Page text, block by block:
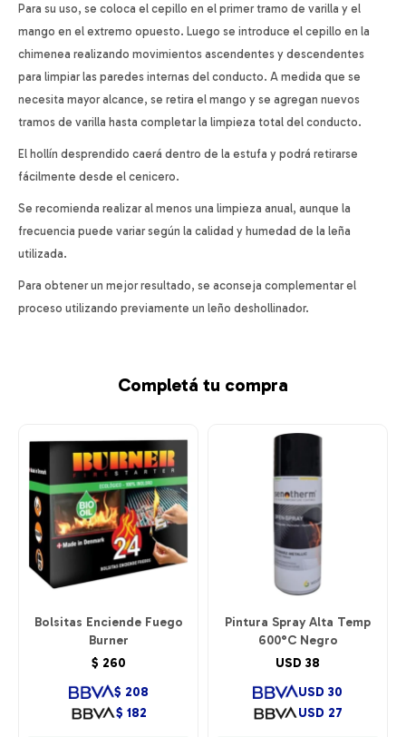
Para su uso, se coloca el cepillo en el primer tramo de varilla y el
mango en el extremo opuesto. Luego se introduce el cepillo en la
chimenea realizando movimientos ascendentes y descendentes
para limpiar las paredes internas del conducto. A medida que se
necesita mayor alcance, se retira el mango y se agregan nuevos
tramos de varilla hasta completar la limpieza total del conducto.
El hollín desprendido caerá dentro de la estufa y podrá retirarse
fácilmente desde el cenicero.
Se recomienda realizar al menos una limpieza anual, aunque la
frecuencia puede variar según la calidad y humedad de la leña
utilizada.
Para obtener un mejor resultado, se aconseja complementar el
proceso utilizando previamente un leño deshollinador.
Completá tu compra
Bolsitas Enciende Fuego
Burner
$ 260
$ 182
$ 208
Pintura Spray Alta Temp
600°C Negro
USD 38
USD 27
USD 30